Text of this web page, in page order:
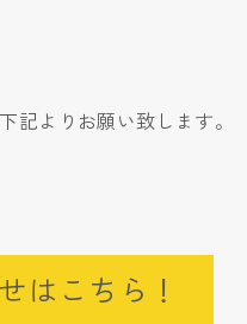
記よりお願い致します。
はこちら！